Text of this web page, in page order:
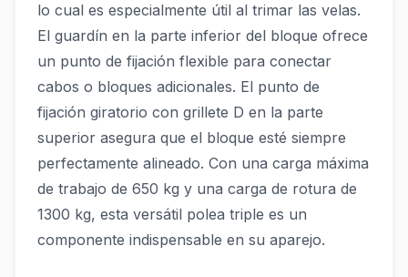
lo cual es especialmente útil al trimar las velas.
El guardín en la parte inferior del bloque ofrece
un punto de fijación flexible para conectar
cabos o bloques adicionales. El punto de
fijación giratorio con grillete D en la parte
superior asegura que el bloque esté siempre
perfectamente alineado. Con una carga máxima
de trabajo de 650 kg y una carga de rotura de
1300 kg, esta versátil polea triple es un
componente indispensable en su aparejo.